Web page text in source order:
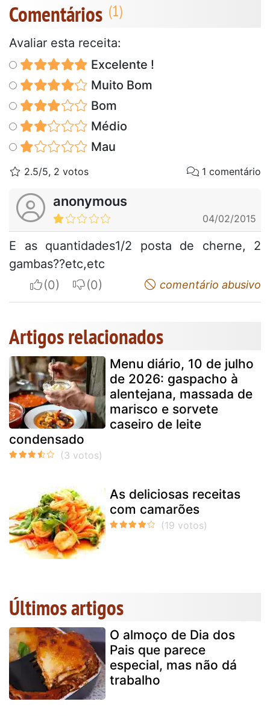
Comentários
Avaliar esta receita:
Excelente !
Muito Bom
Bom
Médio
Mau
2.5/5, 2 votos 1 comentário
anonymous
04/02/2015
E as quantidades1/2 posta de cherne, 2
gambas??etc,etc
I apreciateI do not appreciatecomentário abusivo
Artigos relacionados
Menu diário, 10 de julho
de 2026: gaspacho à
alentejana, massada de
marisco e sorvete
caseiro de leite
condensado
As deliciosas receitas
com camarões
Últimos artigos
O almoço de Dia dos
Pais que parece
especial, mas não dá
trabalho